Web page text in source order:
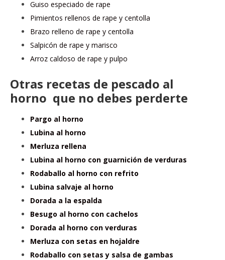
Guiso especiado de rape
Pimientos rellenos de rape y centolla
Brazo relleno de rape y centolla
Salpicón de rape y marisco
Arroz caldoso de rape y pulpo
Otras recetas de pescado al
horno que no debes perderte
Pargo al horno
Lubina al horno
Merluza rellena
Lubina al horno con guarnición de verduras
Rodaballo al horno con refrito
Lubina salvaje al horno
Dorada a la espalda
Besugo al horno con cachelos
Dorada al horno con verduras
Merluza con setas en hojaldre
Rodaballo con setas y salsa de gambas